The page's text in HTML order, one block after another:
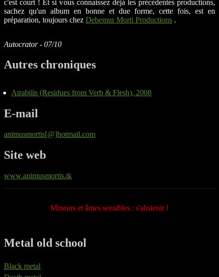
c'est court ! Et si vous connaissez déjà les précédentes productions,
sachez qu'un album en bonne et due forme, cette fois, est en
préparation, toujours chez Debemur Morti Productions .
Autocrator - 07/10
Autres chroniques
Atrabilis (Residues from Verb & Flesh), 2008
E-mail
animusmortis[@]hotmail.com
Site web
www.animusmortis.tk
Mineurs et âmes sensibles : s'abstenir !
Metal old school
Black metal